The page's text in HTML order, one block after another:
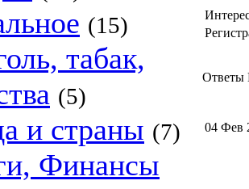
(15)
табак,
(5)
и страны (7)
Финансы
Ответы
04 Фев